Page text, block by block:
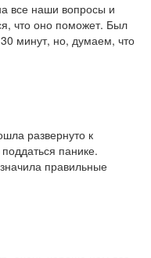
все наши вопросы и
что оно поможет. Был
минут, но, думаем, что
развернуто к
панике.
правильные